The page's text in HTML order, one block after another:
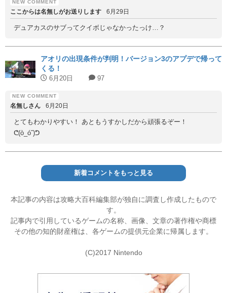
ここからは名無しがお送りします 6月29日
デュアカスのサブってクイボじゃなかったっけ…？
アオリの出現条件が判明！バージョン3のアプデで帰って
くる！
6月20日 97
名無しさん 6月20日
とてもわかりやすい！ あともうすかしだから頑張るぞー！
ᕦ(ò_óˇ)ᕤ
新着コメントをもっと見る
本記事の内容は攻略大百科編集部が独自に調査し作成したもので
す。
記事内で引用しているゲームの名称、画像、文章の著作権や商標
その他の知的財産権は、各ゲームの提供元企業に帰属します。
(C)2017 Nintendo